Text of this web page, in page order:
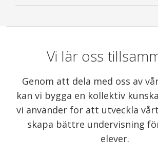
Vi lär oss
Genom att dela med oss av
kan vi bygga en kollektiv
vi använder för att utveckla
skapa bättre undervisning
elever.